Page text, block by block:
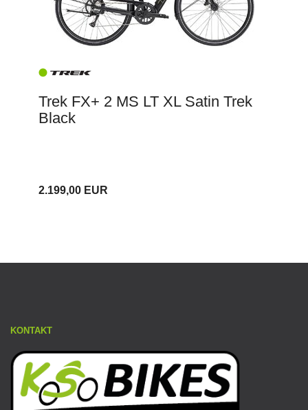
Trek FX+ 2 MS LT XL Satin Trek
Black
2.199,00 EUR
KONTAKT